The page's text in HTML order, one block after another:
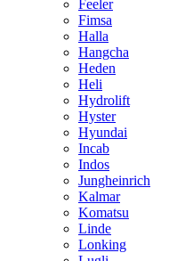
Feeler
Fimsa
Halla
Hangcha
Heden
Heli
Hydrolift
Hyster
Hyundai
Incab
Indos
Jungheinrich
Kalmar
Komatsu
Linde
Lonking